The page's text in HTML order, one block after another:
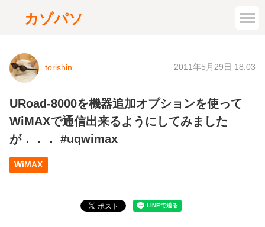
カゾパソ
torishin 2011年5月29日 18:03
URoad-8000を機器追加オプションを使って
WiMAXで通信出来るようにしてみました
が．．． #uqwimax
WiMAX